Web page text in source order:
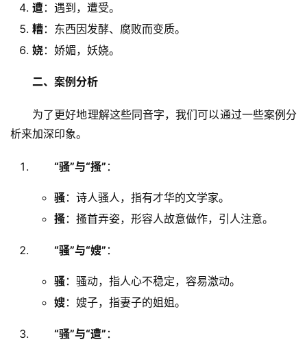
遭：遇到，遭受。
糟：东西因发酵、腐败而变质。
娆：娇媚，妖娆。
二、案例分析
为了更好地理解这些同音字，我们可以通过一些案例分
析来加深印象。
“骚”与“搔” ：
骚：诗人骚人，指有才华的文学家。
搔：搔首弄姿，形容人故意做作，引人注意。
“骚”与“嫂” ：
骚：骚动，指人心不稳定，容易激动。
嫂 ：嫂子，指妻子的姐姐。
“骚”与“遭” ：